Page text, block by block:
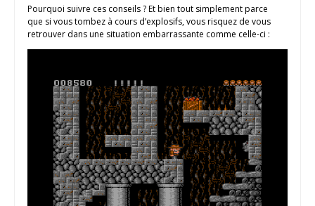
Pourquoi suivre ces conseils ? Et bien tout simplement parce
que si vous tombez à cours d’explosifs, vous risquez de vous
retrouver dans une situation embarrassante comme celle-ci :